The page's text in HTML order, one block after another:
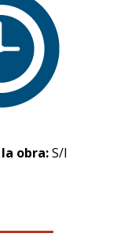
obra:S/I